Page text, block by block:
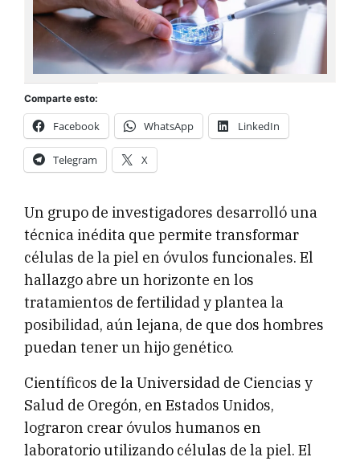
Comparte esto:
Facebook WhatsApp LinkedIn
Telegram X
Un grupo de investigadores desarrolló una
técnica inédita que permite transformar
células de la piel en óvulos funcionales. El
hallazgo abre un horizonte en los
tratamientos de fertilidad y plantea la
posibilidad, aún lejana, de que dos hombres
puedan tener un hijo genético.
Científicos de la Universidad de Ciencias y
Salud de Oregón, en Estados Unidos,
lograron crear óvulos humanos en
laboratorio utilizando células de la piel. El